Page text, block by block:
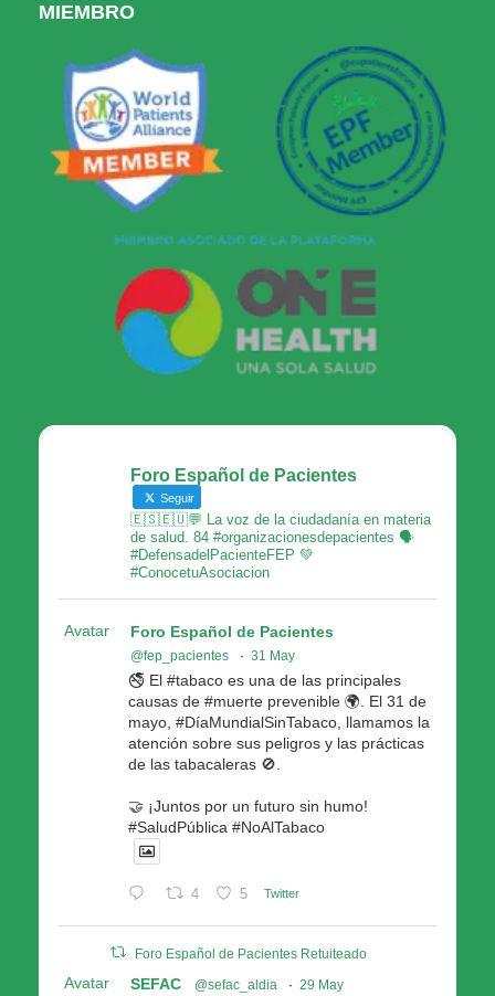
MIEMBRO
Foro Español de Pacientes
Seguir
🇪🇸🇪🇺💬 La voz de la ciudadanía en materia
de salud. 84 #organizacionesdepacientes 🗣
#DefensadelPacienteFEP 💚
#ConocetuAsociacion
Avatar Foro Español de Pacientes
@fep_pacientes · 31 May
🚭 El #tabaco es una de las principales
causas de #muerte prevenible 🌍. El 31 de
mayo, #DíaMundialSinTabaco, llamamos la
atención sobre sus peligros y las prácticas
de las tabacaleras 🚫.
🤝 ¡Juntos por un futuro sin humo!
#SaludPública #NoAlTabaco
4 5 Twitter
Foro Español de Pacientes Retuiteado
Avatar SEFAC @sefac_aldia · 29 May